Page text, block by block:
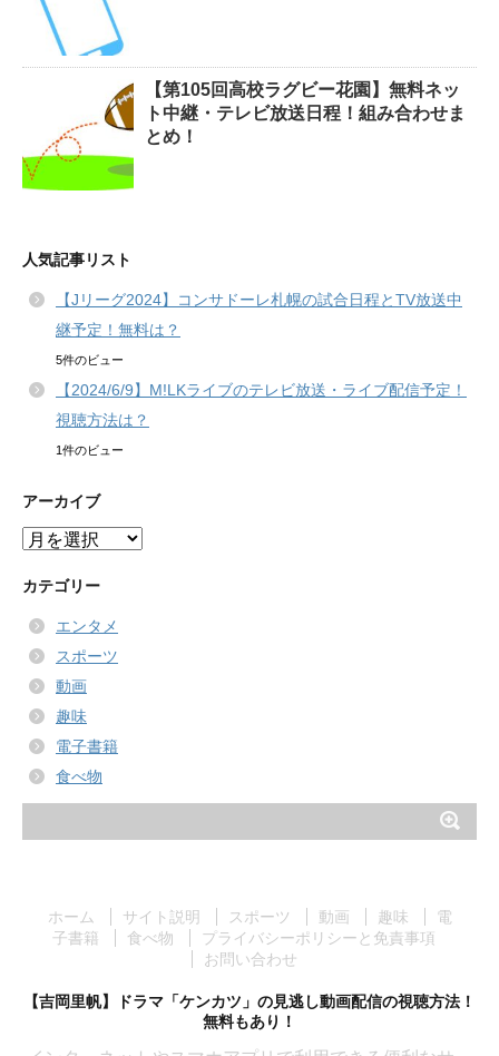
【第105回高校ラグビー花園】無料ネッ
ト中継・テレビ放送日程！組み合わせま
とめ！
人気記事リスト
【Jリーグ2024】コンサドーレ札幌の試合日程とTV放送中
継予定！無料は？
5件のビュー
【2024/6/9】M!LKライブのテレビ放送・ライブ配信予定！
視聴方法は？
1件のビュー
アーカイブ
ア
カ
ブ
カテゴリー
エンタメ
スポーツ
動画
趣味
電子書籍
食べ物
ホーム サイト説明 スポーツ 動画 趣味
電
子書籍
食べ物
プライバシーポリシーと免責事項
お問い合わせ
【吉岡里帆】ドラマ「ケンカツ」の見逃し動画配信の視聴方法！
無料もあり！